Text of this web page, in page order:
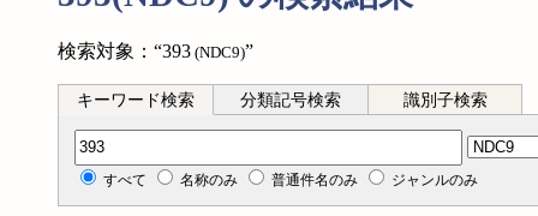
検索対象：“393 (NDC9)”
キーワード検索 分類記号検索 識別子検索
分類記号検索
すべて 名称のみ 普通件名のみ ジャンルのみ